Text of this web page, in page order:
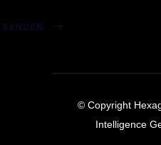
lasse
SENDEN
© Copyright
Intelligence